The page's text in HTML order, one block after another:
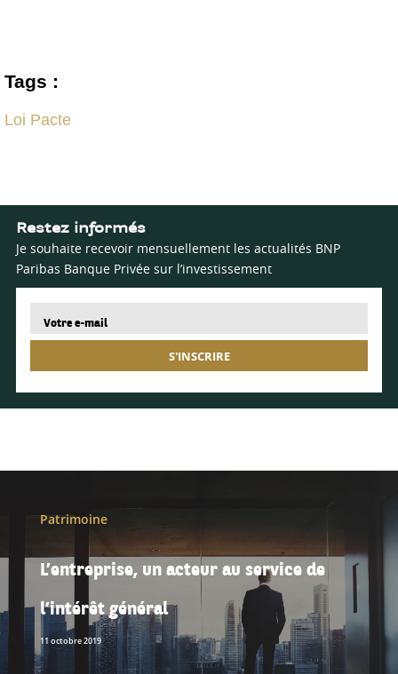
Tags :
Loi Pacte
Restez informés
Je souhaite recevoir mensuellement les actualités BNP
Paribas Banque Privée sur l’investissement
S'INSCRIRE
Patrimoine
L’entreprise, un acteur au service de
l’intérêt général
11 octobre 2019